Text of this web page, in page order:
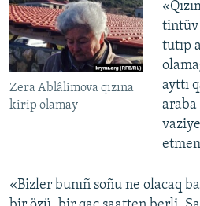
Zera Ablâlimova qızına
kirip olamay
tintüv
tutıp
ayttı
araba
«Bizler bunıñ soñu ne olacaq